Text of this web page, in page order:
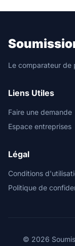
Le comparateur de
Liens Utiles
Faire une demande
Espace entreprises
Légal
Conditions
Politique de
© 2026